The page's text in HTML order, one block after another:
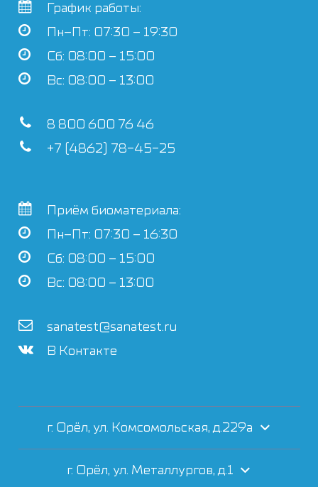
График работы:
Пн–Пт: 07:30 – 19:30
Сб: 08:00 – 15:00
Вс: 08:00 – 13:00
8 800 600 76 46
+7 (4862) 78-45-25
Приём биоматериала:
Пн–Пт: 07:30 – 16:30
Сб: 08:00 – 15:00
Вс: 08:00 – 13:00
sanatest@sanatest.ru
В Контакте
г. Орёл, ул. Комсомольская, д.229а
г. Орёл, ул. Металлургов, д.1